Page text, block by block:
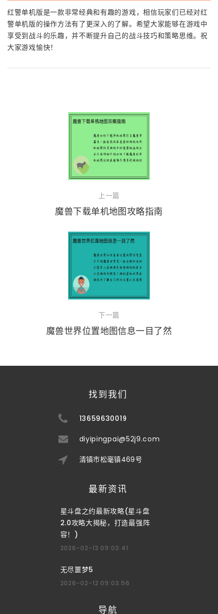
红警单机版是一款非常经典和有趣的游戏，相信玩家们已经对红
警单机版的操作方法有了更深入的了解。希望大家能够在游戏中
享受到战斗的乐趣，并不断提升自己的战斗技巧和策略思维。祝
大家游戏愉快！
上一篇
魔兽下载单机地图攻略指南
下一篇
魔兽世界位置地图信息一目了然
找到我们
13659630019
diyipingpai@52j9.com
清镇市松毫镇469号
最新资讯
星斗盘之约最新攻略(星斗盘
2.0攻略大揭秘，打造最强阵
容！)
2026-02-13 09:03:41
无尽噩梦5
2026-02-12 09:03:56
导航